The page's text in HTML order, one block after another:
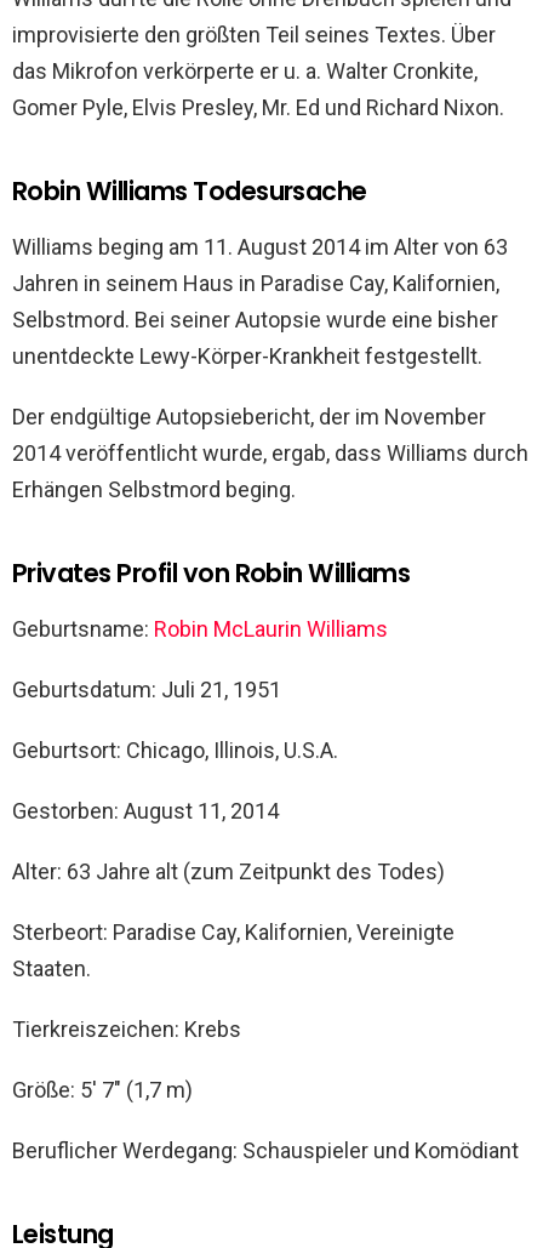
improvisierte den größten Teil seines Textes. Über
das Mikrofon verkörperte er u. a. Walter Cronkite,
Gomer Pyle, Elvis Presley, Mr. Ed und Richard Nixon.
Robin Williams Todesursache
Williams beging am 11. August 2014 im Alter von 63
Jahren in seinem Haus in Paradise Cay, Kalifornien,
Selbstmord. Bei seiner Autopsie wurde eine bisher
unentdeckte Lewy-Körper-Krankheit festgestellt.
Der endgültige Autopsiebericht, der im November
2014 veröffentlicht wurde, ergab, dass Williams durch
Erhängen Selbstmord beging.
Privates Profil von Robin Williams
Geburtsname: Robin McLaurin Williams
Geburtsdatum: Juli 21, 1951
Geburtsort: Chicago, Illinois, U.S.A.
Gestorben: August 11, 2014
Alter: 63 Jahre alt (zum Zeitpunkt des Todes)
Sterbeort: Paradise Cay, Kalifornien, Vereinigte
Staaten.
Tierkreiszeichen: Krebs
Größe: 5′ 7″ (1,7 m)
Beruflicher Werdegang: Schauspieler und Komödiant
Leistung